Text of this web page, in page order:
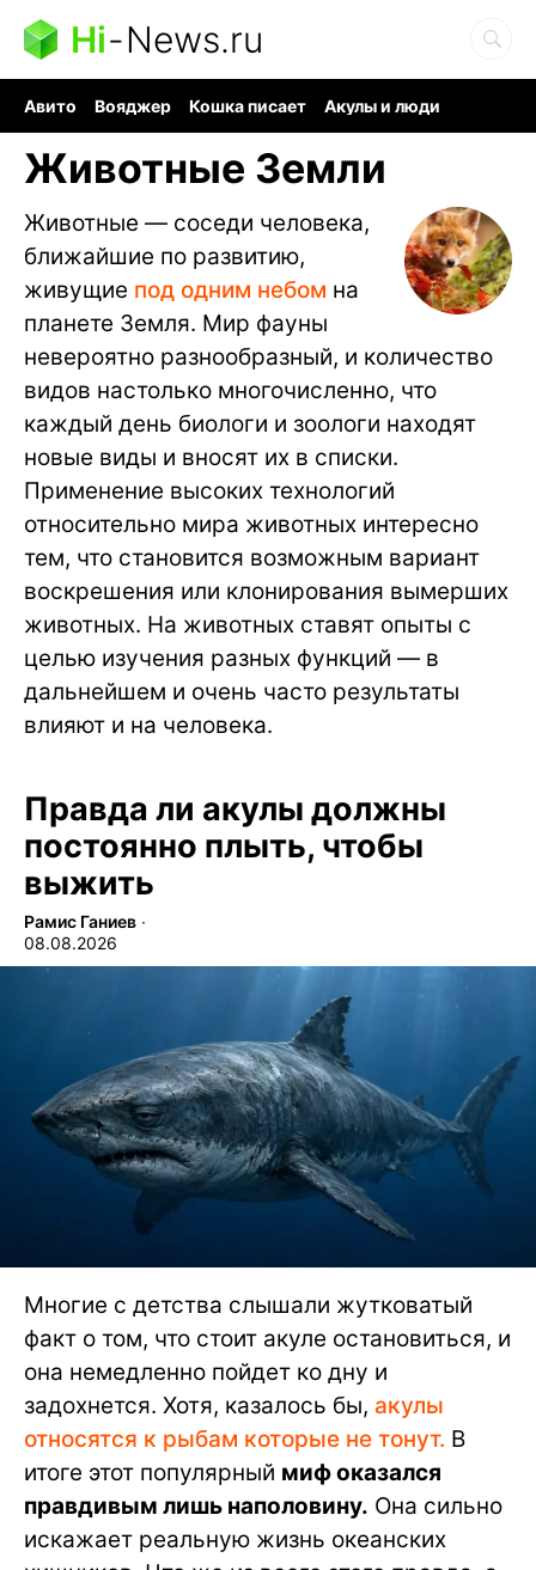
Hi-News.ru
Авито Вояджер Кошка писает
Акулы и люди
Животные Земли
Животные — соседи человека,
ближайшие по развитию,
живущие под одним небом на
планете Земля. Мир фауны
невероятно разнообразный, и количество
видов настолько многочисленно, что
каждый день биологи и зоологи находят
новые виды и вносят их в списки.
Применение высоких технологий
относительно мира животных интересно
тем, что становится возможным вариант
воскрешения или клонирования вымерших
животных. На животных ставят опыты с
целью изучения разных функций — в
дальнейшем и очень часто результаты
влияют и на человека.
Правда ли акулы должны
постоянно плыть, чтобы
выжить
Рамис Ганиев ∙
08.08.2026
Многие с детства слышали жутковатый
факт о том, что стоит акуле остановиться, и
она немедленно пойдет ко дну и
задохнется. Хотя, казалось бы, акулы
относятся к рыбам которые не тонут. В
итоге этот популярный миф оказался
правдивым лишь наполовину. Она сильно
искажает реальную жизнь океанских